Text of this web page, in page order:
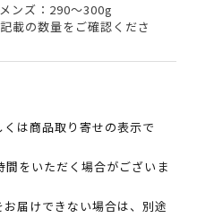
ズ：290～300g
載の数量をご確認くださ
は商品取り寄せの表示で
をいただく場合がございま
届けできない場合は、別途